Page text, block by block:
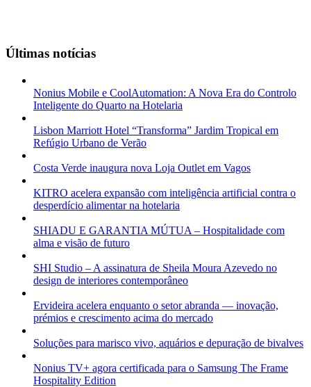
Últimas notícias
Nonius Mobile e CoolAutomation: A Nova Era do Controlo
Inteligente do Quarto na Hotelaria
Lisbon Marriott Hotel “Transforma” Jardim Tropical em
Refúgio Urbano de Verão
Costa Verde inaugura nova Loja Outlet em Vagos
KITRO acelera expansão com inteligência artificial contra o
desperdício alimentar na hotelaria
SHIADU E GARANTIA MÚTUA – Hospitalidade com
alma e visão de futuro
SHI Studio – A assinatura de Sheila Moura Azevedo no
design de interiores contemporâneo
Ervideira acelera enquanto o setor abranda — inovação,
prémios e crescimento acima do mercado
Soluções para marisco vivo, aquários e depuração de bivalves
Nonius TV+ agora certificada para o Samsung The Frame
Hospitality Edition